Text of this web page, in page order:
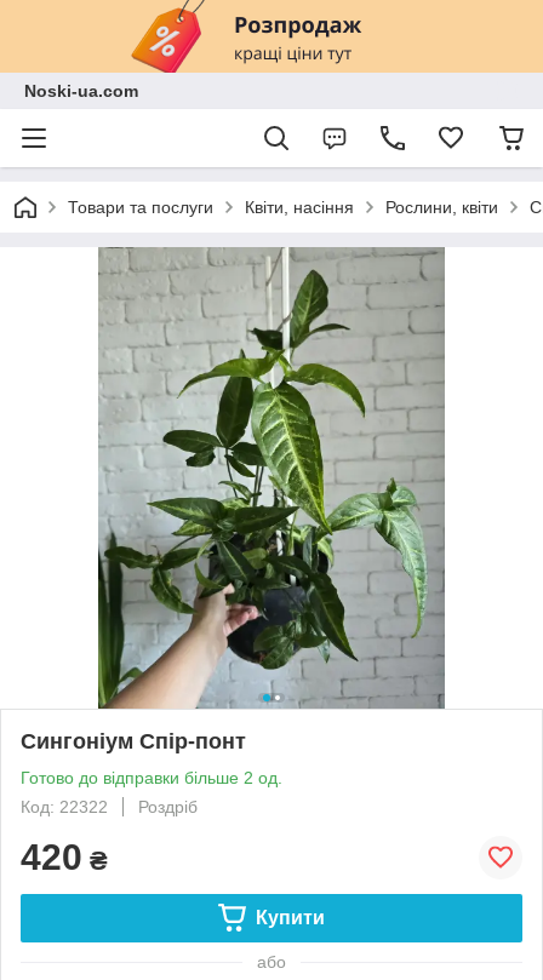
Noski-ua.com
Товари та послуги Квіти, насіння Рослини, квіти
Сингоніум Спір-понт
Готово до відправки більше 2 од.
Код: 22322
Роздріб
420 ₴
Купити
або